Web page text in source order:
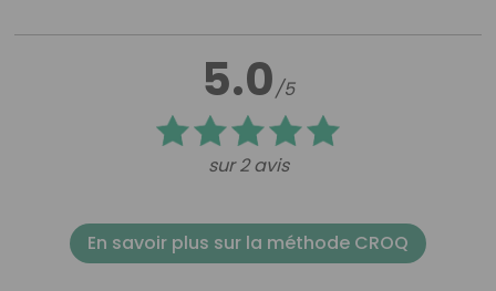
5.0/5
sur 2 avis
En savoir plus sur la méthode CROQ